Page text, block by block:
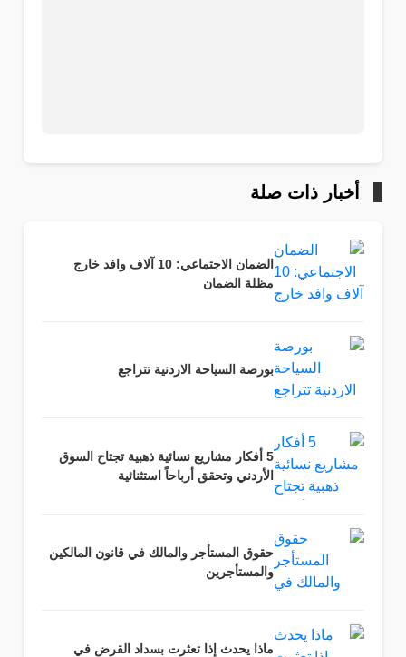
أخبار ذات صلة
الضمان الاجتماعي: 10 آلاف وافد خارج
مظلة الضمان
بورصة السياحة الاردنية تتراجع
5 أفكار مشاريع نسائية ذهبية تجتاح السوق
الأردني وتحقق أرباحاً استثنائية
حقوق المستأجر والمالك في قانون المالكين
والمستأجرين
ماذا يحدث إذا تعثرت بسداد القرض في